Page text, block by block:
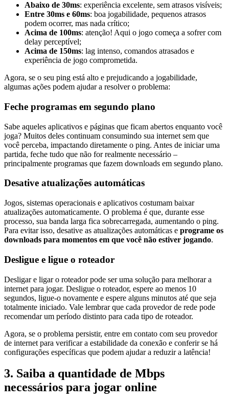
Abaixo de 30ms: experiência excelente, sem atrasos visíveis;
Entre 30ms e 60ms: boa jogabilidade, pequenos atrasos
podem ocorrer, mas nada crítico;
Acima de 100ms: atenção! Aqui o jogo começa a sofrer com
delay perceptível;
Acima de 150ms: lag intenso, comandos atrasados e
experiência de jogo comprometida.
Agora, se o seu ping está alto e prejudicando a jogabilidade,
algumas ações podem ajudar a resolver o problema:
Feche programas em segundo plano
Sabe aqueles aplicativos e páginas que ficam abertos enquanto você
joga? Muitos deles continuam consumindo sua internet sem que
você perceba, impactando diretamente o ping. Antes de iniciar uma
partida, feche tudo que não for realmente necessário –
principalmente programas que fazem downloads em segundo plano.
Desative atualizações automáticas
Jogos, sistemas operacionais e aplicativos costumam baixar
atualizações automaticamente. O problema é que, durante esse
processo, sua banda larga fica sobrecarregada, aumentando o ping.
Para evitar isso, desative as atualizações automáticas e programe os
downloads para momentos em que você não estiver jogando.
Desligue e ligue o roteador
Desligar e ligar o roteador pode ser uma solução para melhorar a
internet para jogar. Desligue o roteador, espere ao menos 10
segundos, ligue-o novamente e espere alguns minutos até que seja
totalmente iniciado. Vale lembrar que cada provedor de rede pode
recomendar um período distinto para cada tipo de roteador.
Agora, se o problema persistir, entre em contato com seu provedor
de internet para verificar a estabilidade da conexão e conferir se há
configurações específicas que podem ajudar a reduzir a latência!
3. Saiba a quantidade de Mbps
necessários para jogar online